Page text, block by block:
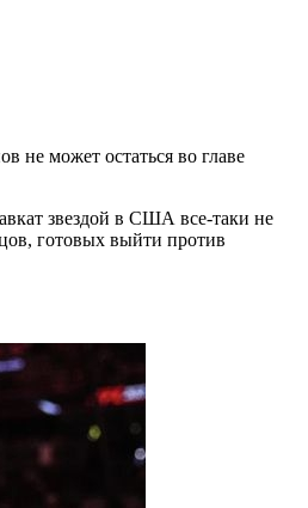
не может остаться во главе
звездой в США все-таки не
готовых выйти против